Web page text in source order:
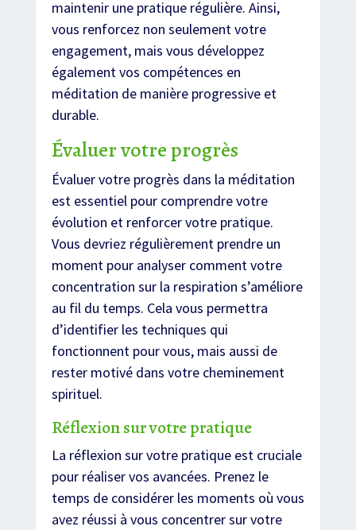
maintenir une pratique régulière. Ainsi,
vous renforcez non seulement votre
engagement, mais vous développez
également vos compétences en
méditation de manière progressive et
durable.
Évaluer votre progrès
Évaluer votre progrès dans la méditation
est essentiel pour comprendre votre
évolution et renforcer votre pratique.
Vous devriez régulièrement prendre un
moment pour analyser comment votre
concentration sur la respiration s’améliore
au fil du temps. Cela vous permettra
d’identifier les techniques qui
fonctionnent pour vous, mais aussi de
rester motivé dans votre cheminement
spirituel.
Réflexion sur votre pratique
La réflexion sur votre pratique est cruciale
pour réaliser vos avancées. Prenez le
temps de considérer les moments où vous
avez réussi à vous concentrer sur votre